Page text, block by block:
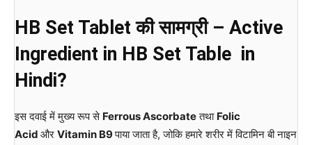
HB Set Tablet की सामग्री – Active
Ingredient in HB Set Table in
Hindi?
इस दवाई में मुख्य रूप से Ferrous Ascorbateतथा Folic
Acid और Vitamin B9पाया जाता है, जोकि हमारे शरीर में विटामिन बी नाइन